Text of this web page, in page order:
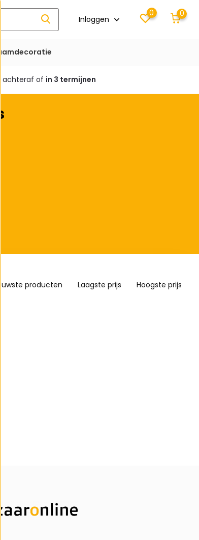
Inloggen
0 0
achteraf of in 3 termijnen
producten Laagste prijs Hoogste prijs